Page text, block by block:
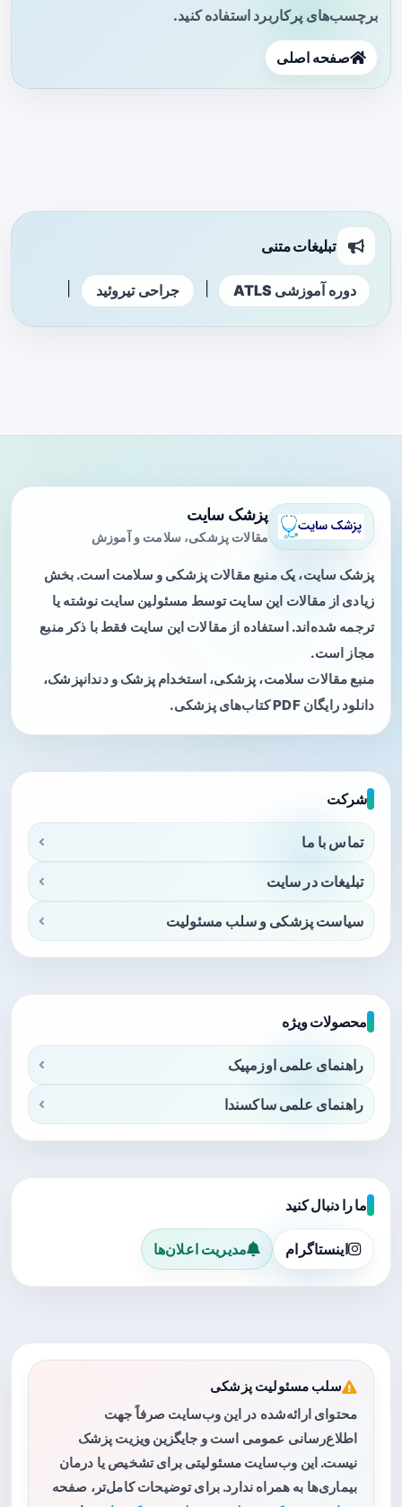
برچسب‌های پرکاربرد استفاده کنید.
صفحه اصلی
تبلیغات متنی
دوره آموزشی ATLS جراحی تیروئید
پزشک سایت
مقالات پزشکی، سلامت و آموزش
پزشک سایت، یک منبع مقالات پزشکی و سلامت است. بخش
زیادی از مقالات این سایت توسط مسئولین سایت نوشته یا
ترجمه شده‌اند. استفاده از مقالات این سایت فقط با ذکر منبع
مجاز است.
منبع مقالات سلامت، پزشکی، استخدام پزشک و دندانپزشک،
دانلود رایگان PDF کتاب‌های پزشکی.
شرکت
تماس با ما
تبلیغات در سایت
سیاست پزشکی و سلب مسئولیت
محصولات ویژه
راهنمای علمی اوزمپیک
راهنمای علمی ساکسندا
ما را دنبال کنید
اینستاگرام مدیریت اعلان‌ها
سلب مسئولیت پزشکی
محتوای ارائه‌شده در این وب‌سایت صرفاً جهت
اطلاع‌رسانی عمومی است و جایگزین ویزیت پزشک
نیست. این وب‌سایت مسئولیتی برای تشخیص یا درمان
بیماری‌ها به همراه ندارد. برای توضیحات کامل‌تر، صفحه